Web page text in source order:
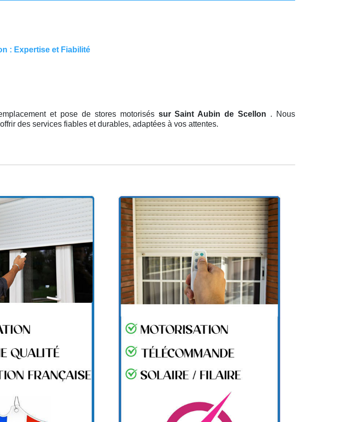
: Expertise et Fiabilité
et pose de stores motorisés sur Saint Aubin de Scellon . Nous
des services fiables et durables, adaptées à vos attentes.